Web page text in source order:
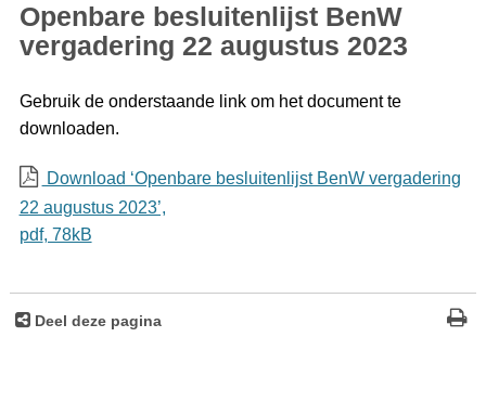
Openbare besluitenlijst BenW
vergadering 22 augustus 2023
Gebruik de onderstaande link om het document te
downloaden.
Download ‘Openbare besluitenlijst BenW vergadering
22 augustus 2023’,
pdf, 78kB
Deel deze pagina